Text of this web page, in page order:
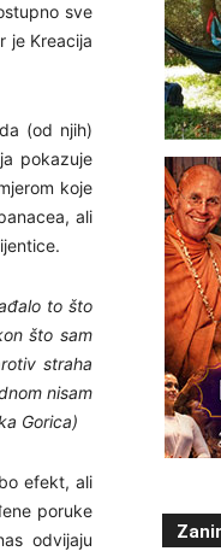
sve
je Kreacija
(od njih)
pokazuje
koje
ali
to što
što sam
straha
nisam
Gorica)
efekt, ali
poruke
odvijaju